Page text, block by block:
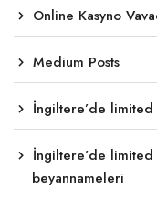
Online Kasyno
Medium Posts
İngiltere’de limited
İngiltere’de
beyannameleri